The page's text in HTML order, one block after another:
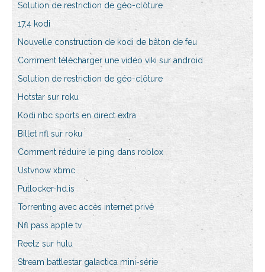
Solution de restriction de géo-clôture
17,4 kodi
Nouvelle construction de kodi de bâton de feu
Comment télécharger une vidéo viki sur android
Solution de restriction de géo-clôture
Hotstar sur roku
Kodi nbc sports en direct extra
Billet nfl sur roku
Comment réduire le ping dans roblox
Ustvnow xbmc
Putlocker-hd.is
Torrenting avec accès internet privé
Nfl pass apple tv
Reelz sur hulu
Stream battlestar galactica mini-série